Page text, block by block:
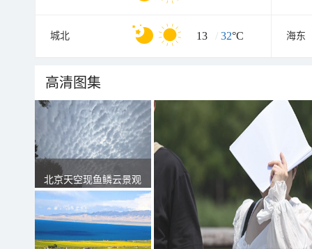
城北 13 / 32°C 海东
高清图集
北京天空现鱼鳞云景观